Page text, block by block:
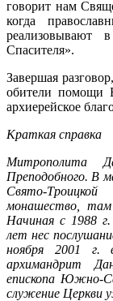
говорит нам
когда
реализовывают
Спасителя».
Завершая
обители помощи
архиерейское
Краткая справка
Митрополита
Преподобного. В
Свято-
монашество,
Начиная с 1988
лет нес
ноября 2001 г.
архимандрит
епископа Южно-
служение Церкви